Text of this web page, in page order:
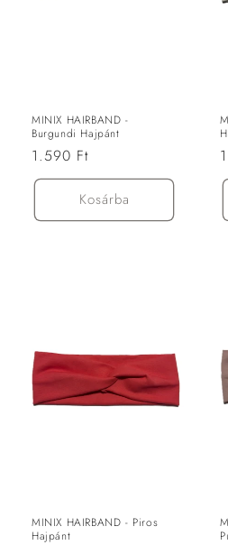
MINIX HAIRBAND -
Burgundi Hajpánt
Normál
ár
1.590 Ft
Kosárba
MINIX HAIRBAND - Piros
Hajpánt